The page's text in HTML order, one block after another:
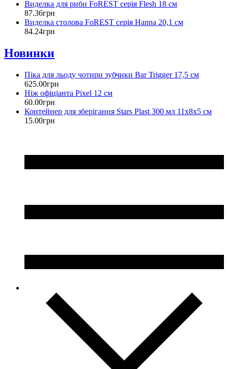
Виделка для риби FoREST серія Flesh 18 см
87.36грн
Виделка столова FoREST серія Hanna 20,1 см
84.24грн
Новинки
Піка для льоду чотири зубчики Bar Trigger 17,5 см
625.00грн
Ніж офіціанта Pixel 12 см
60.00грн
Контейнер для зберігання Stars Plast 300 мл 11х8х5 см
15.00грн